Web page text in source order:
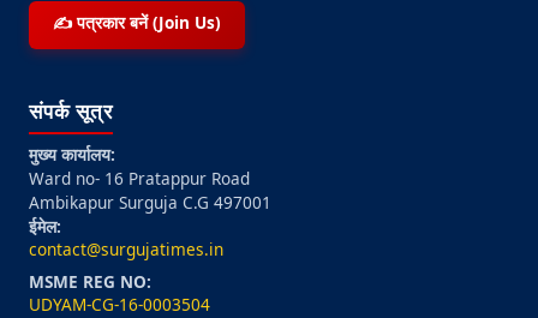
✍️ पत्रकार बनें (Join Us)
संपर्क सूत्र
मुख्य कार्यालय:
Ward no- 16 Pratappur Road
Ambikapur Surguja C.G 497001
ईमेल:
contact@surgujatimes.in
MSME REG NO:
UDYAM-CG-16-0003504